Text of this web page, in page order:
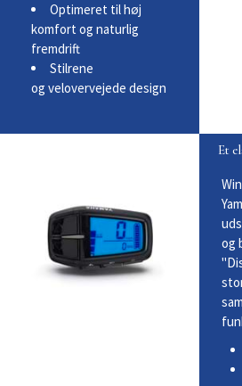
Optimeret til høj
komfort og naturlig
fremdrift
Stilrene
og velovervejede design
Et
og